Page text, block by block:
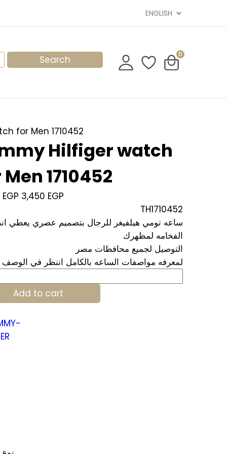
0
for Men 1710452
Hilfiger watch
1710452
EGP 3,450 EGP
TH1710452
ساعه تومي هيلفيغر للرجال بتصميم عصري يعطي
الفخامه لمظهرك
التوصيل لجميع محافظات مصر
لمعرفه مواصفات الساعه بالكامل اننظر في الوصف
Add to cart